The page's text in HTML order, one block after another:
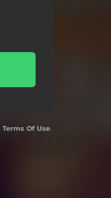
Terms Of Use.